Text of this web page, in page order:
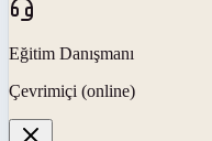
Eğitim Danışmanı
Çevrimiçi (online)